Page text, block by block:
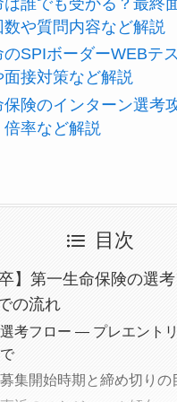
や質問内容など解説
のSPIボーダーWEBテ
面接対策など解説
保険のインターン選考
率など解説
目次
卒】第一生命保険の選
の流れ
選考フロー — プレエント
で
募集開始時期と締め切りの